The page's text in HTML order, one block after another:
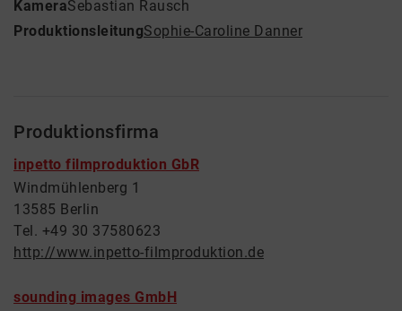
KameraSebastian Rausch
ProduktionsleitungSophie-Caroline Danner
Produktionsfirma
inpetto filmproduktion GbR
Windmühlenberg 1
13585 Berlin
Tel. +49 30 37580623
http://www.inpetto-filmproduktion.de
sounding images GmbH